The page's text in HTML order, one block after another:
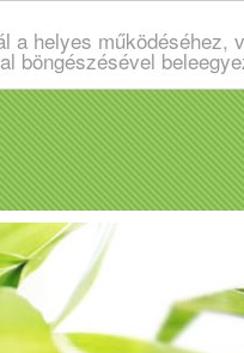
a helyes
böngészésével